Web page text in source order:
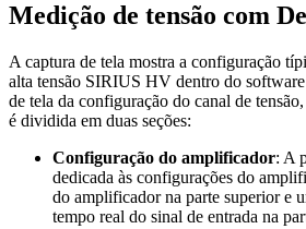
Medição de tensão com
A captura de tela mostra a configuração
alta tensão SIRIUS HV dentro do
de tela da configuração do canal de
é dividida em duas seções:
Configuração do amplificador: A
dedicada às configurações do
do amplificador na parte superior e
tempo real do sinal de entrada na